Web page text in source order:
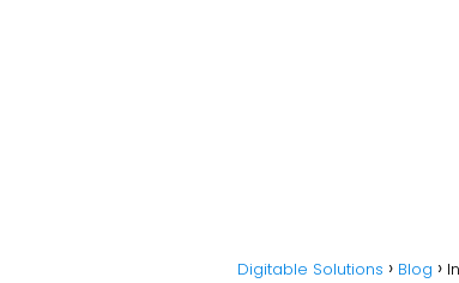
Digitable Solutions Blog